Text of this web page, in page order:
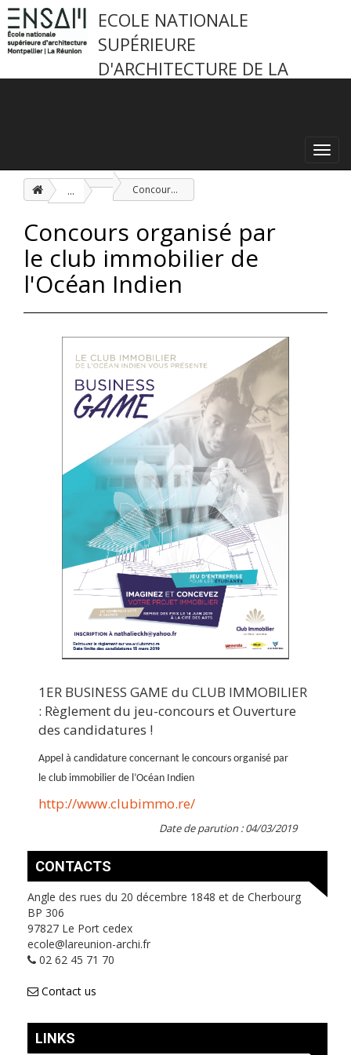
ECOLE NATIONALE
SUPÉRIEURE
D'ARCHITECTURE DE LA
...
Concours organisé par le club immobilier de l'Océan Indien
Concours organisé par
le club immobilier de
l'Océan Indien
1ER BUSINESS GAME du CLUB IMMOBILIER
: Règlement du jeu-concours et Ouverture
des candidatures !
Appel à candidature concernant le concours organisé par
le club immobilier de l’Océan Indien
http://www.clubimmo.re/
Date de parution : 04/03/2019
CONTACTS
Angle des rues du 20 décembre 1848 et de Cherbourg
BP 306
97827 Le Port cedex
ecole@lareunion-archi.fr
02 62 45 71 70
Contact us
LINKS